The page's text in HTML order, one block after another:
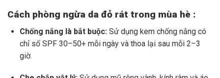
Cách phòng ngừa da đỏ rát trong mùa hè :
Chống nắng là bắt buộc: Sử dụng kem chống nắng có
chỉ số SPF 30–50+ mỗi ngày và thoa lại sau mỗi 2–3
giờ.